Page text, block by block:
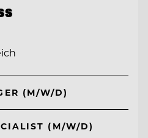
(M/W/D)
(M/W/D)